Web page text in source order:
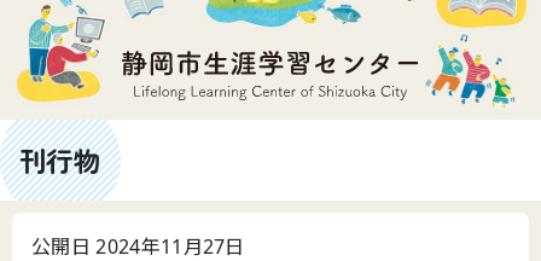
刊行物
公開日 2024年11月27日